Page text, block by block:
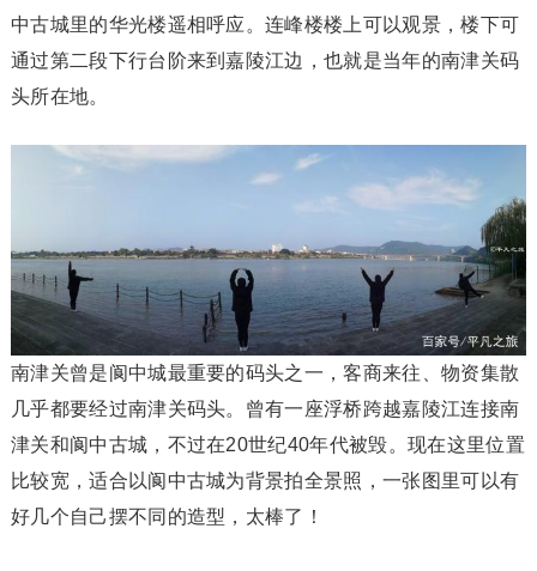
中古城里的华光楼遥相呼应。连峰楼楼上可以观景，楼下可
通过第二段下行台阶来到嘉陵江边，也就是当年的南津关码
头所在地。
南津关曾是阆中城最重要的码头之一，客商来往、物资集散
几乎都要经过南津关码头。曾有一座浮桥跨越嘉陵江连接南
津关和阆中古城，不过在20世纪40年代被毁。现在这里位置
比较宽，适合以阆中古城为背景拍全景照，一张图里可以有
好几个自己摆不同的造型，太棒了！